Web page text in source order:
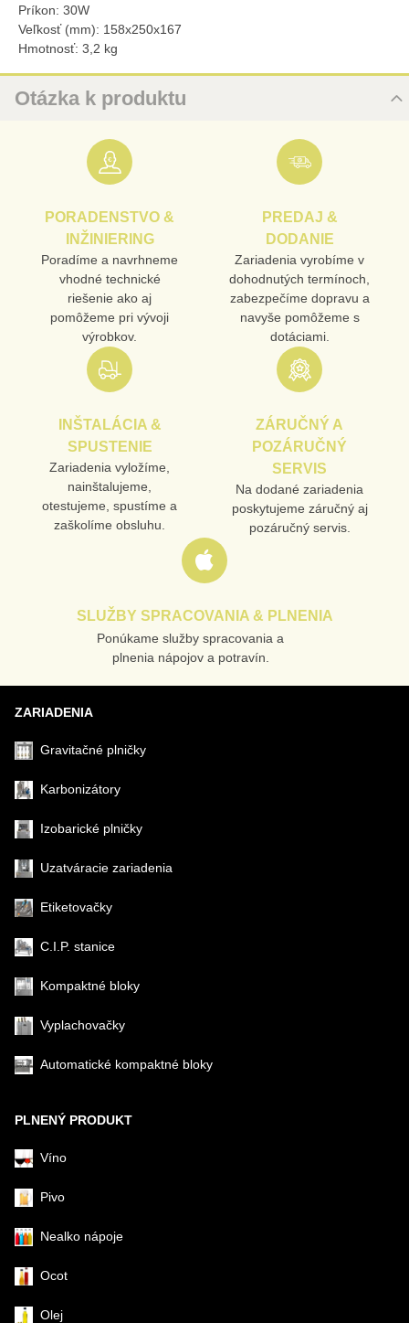
Príkon: 30W
Veľkosť (mm): 158x250x167
Hmotnosť: 3,2 kg
Otázka k produktu
PRODUKT
VAŠA OTÁZKA K PRODUKTU
PORADENSTVO &
INŽINIERING
Poradíme a navrhneme
vhodné technické
riešenie ako aj
pomôžeme pri vývoji
výrobkov.
PREDAJ &
DODANIE
Zariadenia vyrobíme v
dohodnutých termínoch,
zabezpečíme dopravu a
navyše pomôžeme s
dotáciami.
INŠTALÁCIA &
SPUSTENIE
Zariadenia vyložíme,
nainštalujeme,
otestujeme, spustíme a
zaškolíme obsluhu.
ZÁRUČNÝ A
POZÁRUČNÝ
SERVIS
Na dodané zariadenia
poskytujeme záručný aj
pozáručný servis.
SLUŽBY SPRACOVANIA & PLNENIA
Ponúkame služby spracovania a
plnenia nápojov a potravín.
ZARIADENIA
Gravitačné plničky
Karbonizátory
Izobarické plničky
Uzatváracie zariadenia
Etiketovačky
C.I.P. stanice
Kompaktné bloky
Vyplachovačky
Automatické kompaktné bloky
PLNENÝ PRODUKT
Víno
Pivo
Nealko nápoje
Ocot
Olej